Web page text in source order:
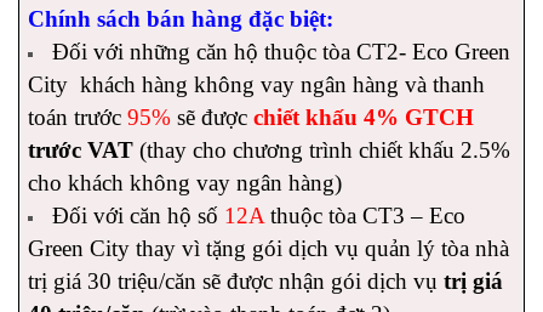
Chính sách bán hàng đặc biệt:
Đối với những căn hộ thuộc tòa CT2- Eco Green
City khách hàng không vay ngân hàng và thanh
toán trước 95% sẽ được chiết khấu 4% GTCH
trước VAT (thay cho chương trình chiết khấu 2.5%
cho khách không vay ngân hàng)
Đối với căn hộ số 12A thuộc tòa CT3 – Eco
Green City thay vì tặng gói dịch vụ quản lý tòa nhà
trị giá 30 triệu/căn sẽ được nhận gói dịch vụ trị giá